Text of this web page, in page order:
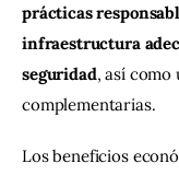
prácticas
infraestructura
seguridad, así como
complementarias.
Los beneficios